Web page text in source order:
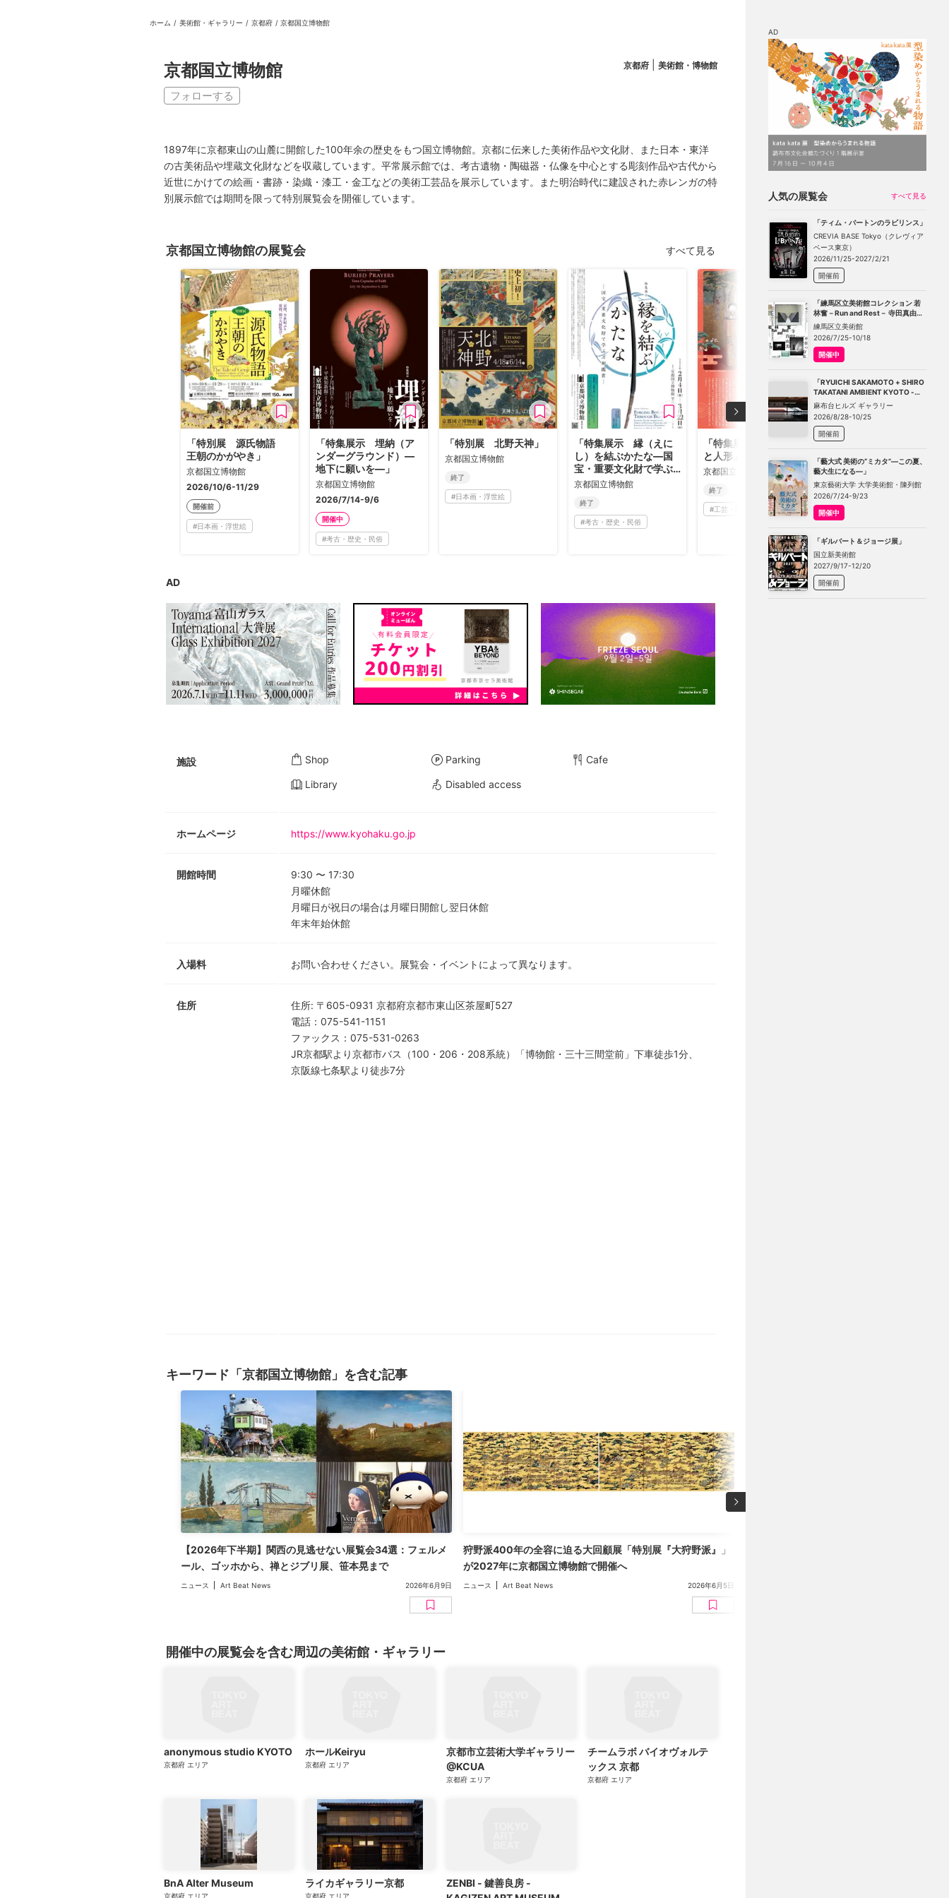
ホーム チケット割引
ホーム / 美術館・ギャラリー / 京都府 / 京都国立博物館
京都国立博物館 京都府 美術館・博物館
フォローする
1897年に京都東山の山麓に開館した100年余の歴史をもつ国立博物館。京都に伝来した美術作品や文化財、また日本・東洋
の古美術品や埋蔵文化財などを収蔵しています。平常展示館では、考古遺物・陶磁器・仏像を中心とする彫刻作品や古代から
近世にかけての絵画・書跡・染織・漆工・金工などの美術工芸品を展示しています。また明治時代に建設された赤レンガの特
別展示館では期間を限って特別展覧会を開催しています。
京都国立博物館の展覧会 すべて見る
「特別展 源氏物語
王朝のかがやき」
京都国立博物館
2026/10/6-11/29
開催前
#日本画・浮世絵
「特集展示 埋納（ア
ンダーグラウンド）―
地下に願いを―」
京都国立博物館
2026/7/14-9/6
開催中
#考古・歴史・民俗
「特別展 北野天神」
京都国立博物館
終了
#日本画・浮世絵
「特集展示 縁（えに
し）を結ぶかたな—国
宝・重要文化財で学ぶ
刀剣鑑賞—」
京都国立博物館
終了
#考古・歴史・民俗
「特集展示 雛まつり
と人形」
京都国立博物館
終了
#工芸・民藝
AD
施設 Shop Parking Cafe
Library Disabled access
ホームページ https://www.kyohaku.go.jp
開館時間 9:30 〜 17:30
月曜休館
月曜日が祝日の場合は月曜日開館し翌日休館
年末年始休館
入場料 お問い合わせください。展覧会・イベントによって異なります。
住所 住所: 〒605-0931 京都府京都市東山区茶屋町527
電話 ： 075-541-1151
ファックス ： 075-531-0263
JR京都駅より京都市バス（100・206・208系統）「博物館・三十三間堂前」下車徒歩1分、
京阪線七条駅より徒歩7分
キーワード「京都国立博物館」を含む記事
【2026年下半期】関西の見逃せない展覧会34選：フェルメ
ール、ゴッホから、禅とジブリ展、笹本晃まで
ニュース Art Beat News 2026年6月9日
狩野派400年の全容に迫る大回顧展「特別展『大狩野派』」
が2027年に京都国立博物館で開催へ
ニュース Art Beat News 2026年6月5日
開催中の展覧会を含む周辺の美術館・ギャラリー
anonymous studio KYOTO
京都府 エリア
ホールKeiryu
京都府 エリア
京都市立芸術大学ギャラリー
@KCUA
京都府 エリア
チームラボ バイオヴォルテ
ックス 京都
京都府 エリア
BnA Alter Museum
京都府 エリア
ライカギャラリー京都
京都府 エリア
ZENBI - 鍵善良房 -
AD
人気の展覧会 すべて見る
「ティム・バートンのラビリンス」
CREVIA BASE Tokyo（クレヴィア
ベース東京）
2026/11/25-2027/2/21
開催前
「練馬区立美術館コレクション 若
林奮－Run and Rest－ 寺田真由美
－不在の存在－」
練馬区立美術館
2026/7/25-10/18
開催中
「RYUICHI SAKAMOTO + SHIRO
TAKATANI AMBIENT KYOTO -
TOKYO」
麻布台ヒルズ ギャラリー
2026/8/28-10/25
開催前
「藝大式 美術の“ミカタ”―この夏、
藝大生になる―」
東京藝術大学 大学美術館・陳列館
2026/7/24-9/23
開催中
「ギルバート＆ジョージ展」
国立新美術館
2027/9/17-12/20
開催前